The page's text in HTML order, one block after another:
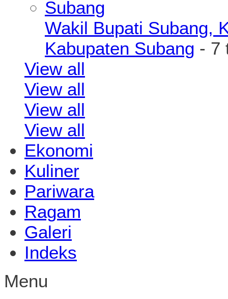
Wakil Bupati Subang,
Kabupaten Subang - 7
View all
View all
View all
View all
Ekonomi
Kuliner
Pariwara
Ragam
Galeri
Indeks
Menu